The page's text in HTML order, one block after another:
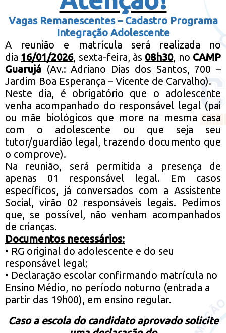
Vagas Remanescentes – Cadastro Programa
Integração Adolescente
A reunião e matrícula será realizada no
dia 16/01/2026, sexta-feira, às 08h30, no CAMP
Guarujá (Av.: Adriano Dias dos Santos, 700 –
Jardim Boa Esperança – Vicente de Carvalho).
Neste dia, é obrigatório que o adolescente
venha acompanhado do responsável legal (pai
ou mãe biológicos que more na mesma casa
com o adolescente ou que seja seu
tutor/guardião legal, trazendo documento que
o comprove).
Na reunião, será permitida a presença de
apenas 01 responsável legal. Em casos
específicos, já conversados com a Assistente
Social, virão 02 responsáveis legais. Pedimos
que, se possível, não venham acompanhados
de crianças.
Documentos necessários:
• RG original do adolescente e do seu
responsável legal;
• Declaração escolar confirmando matrícula no
Ensino Médio, no período noturno (entrada a
partir das 19h00), em ensino regular.
Caso a escola do candidato aprovado solicite